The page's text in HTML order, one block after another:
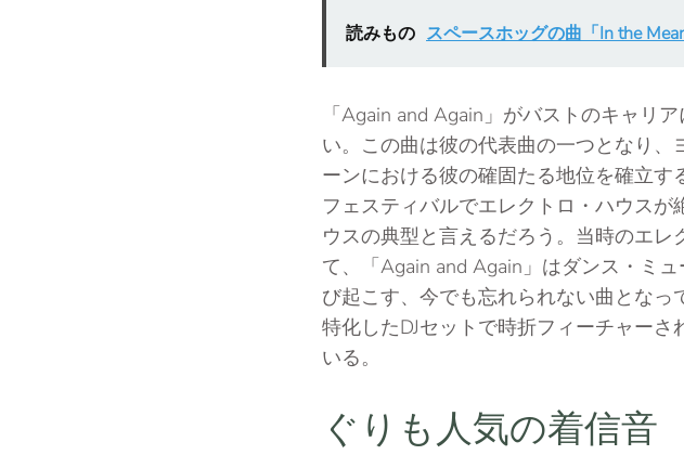
読みもの スペースホッグの曲「In the
「Again and Again」がバストのキャリ
い。この曲は彼の代表曲の一つとなり
ーンにおける彼の確固たる地位を確立
フェスティバルでエレクトロ・ハウス
ウスの典型と言えるだろう。当時のエ
て、「Again and Again」はダンス・ミ
び起こす、今でも忘れられない曲とな
特化したDJセットで時折フィーチャー
いる。
ぐりも人気の着信音